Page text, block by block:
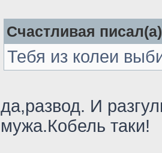
Счастливая
Тебя из колеи
да,развод. И
мужа.Кобель таки!